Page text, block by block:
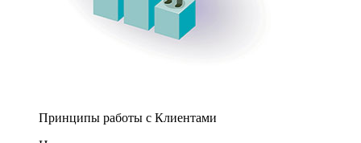
Принципы работы с Клиентами